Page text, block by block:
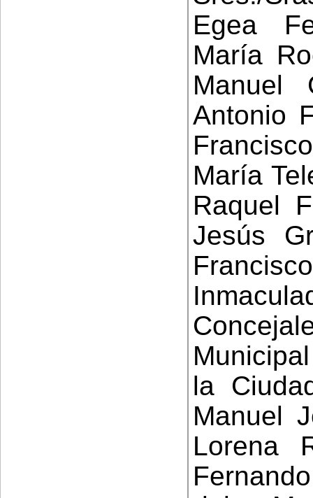
Egea
María
Manuel
Antonio
María
Raquel
Jesús
la
Manuel
Lorena